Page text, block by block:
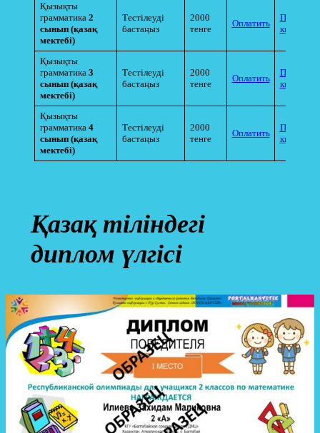
Қызықты
грамматика 2
сынып (қазақ
мектебі)
Тестілеуді
бастаңыз
2000
тенге
Оплатить
Қызықты
грамматика 3
сынып (қазақ
мектебі)
Тестілеуді
бастаңыз
2000
тенге
Оплатить
Қызықты
грамматика 4
сынып (қазақ
мектебі)
Тестілеуді
бастаңыз
2000
тенге
Оплатить
Қазақ тіліндегі
диплом үлгісі